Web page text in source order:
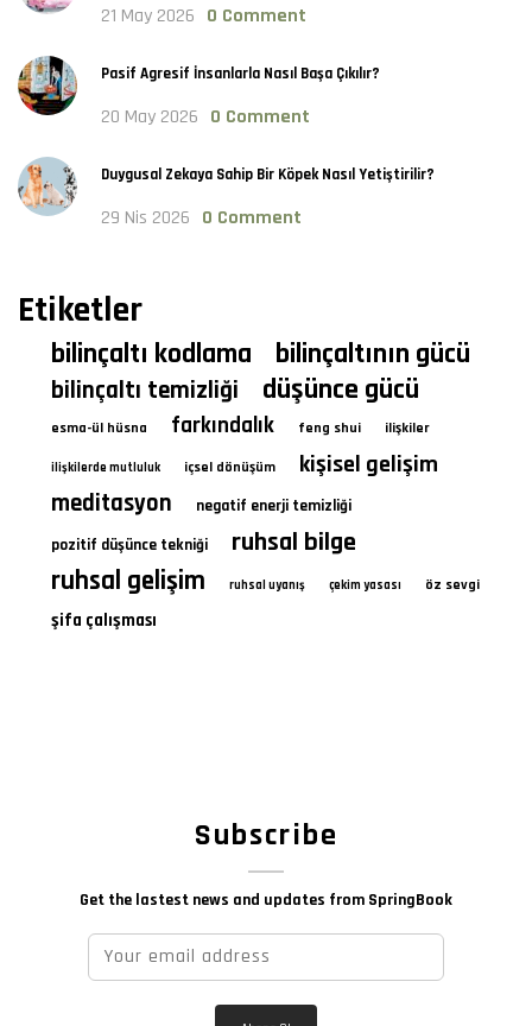
21 May 2026 0 Comment
Pasif Agresif İnsanlarla Nasıl Başa Çıkılır?
20 May 2026 0 Comment
Duygusal Zekaya Sahip Bir Köpek Nasıl Yetiştirilir?
29 Nis 2026 0 Comment
Etiketler
bilinçaltı kodlama bilinçaltının gücü
bilinçaltı temizliği düşünce gücü
esma-ül hüsna farkındalık feng shui ilişkiler
ilişkilerde mutluluk içsel dönüşüm
kişisel gelişim
meditasyon
negatif enerji temizliği
pozitif düşünce tekniği
ruhsal bilge
ruhsal gelişim
ruhsal uyanış çekim yasası öz sevgi
şifa çalışması
Subscribe
Get the lastest news and updates from SpringBook